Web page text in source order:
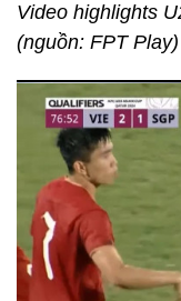
Video highlights
(nguồn: FPT Play)